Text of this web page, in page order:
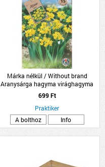
Márka nélkül / Without brand
Aranysárga hagyma virághagyma
'Molly' 15db/csomag
699 Ft
Praktiker
A bolthoz
Info